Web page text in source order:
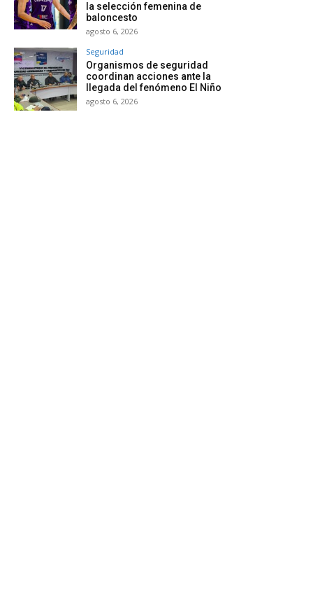
la selección femenina de
baloncesto
agosto 6, 2026
Seguridad
Organismos de seguridad
coordinan acciones ante la
llegada del fenómeno El Niño
agosto 6, 2026